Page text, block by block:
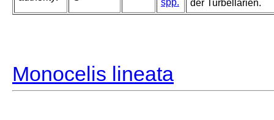
spp.
der Turbellarien.
Monocelis lineata